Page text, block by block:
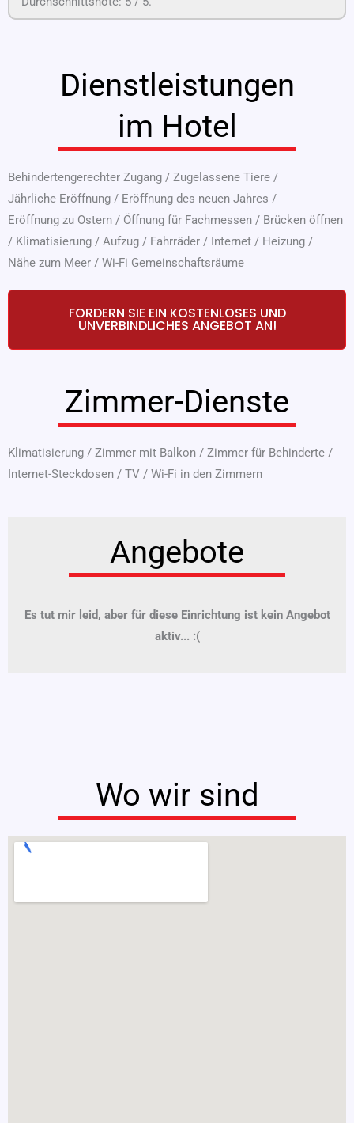
Dienstleistungen
im Hotel
Behindertengerechter Zugang / Zugelassene Tiere /
Jährliche Eröffnung / Eröffnung des neuen Jahres /
Eröffnung zu Ostern / Öffnung für Fachmessen / Brücken öffnen
/ Klimatisierung / Aufzug / Fahrräder / Internet / Heizung /
Nähe zum Meer / Wi-Fi Gemeinschaftsräume
FORDERN SIE EIN KOSTENLOSES UND
UNVERBINDLICHES ANGEBOT AN!
Zimmer-Dienste
Klimatisierung / Zimmer mit Balkon / Zimmer für Behinderte /
Internet-Steckdosen / TV / Wi-Fi in den Zimmern
Angebote
Es tut mir leid, aber für diese Einrichtung ist kein Angebot
aktiv... :(
Wo wir sind